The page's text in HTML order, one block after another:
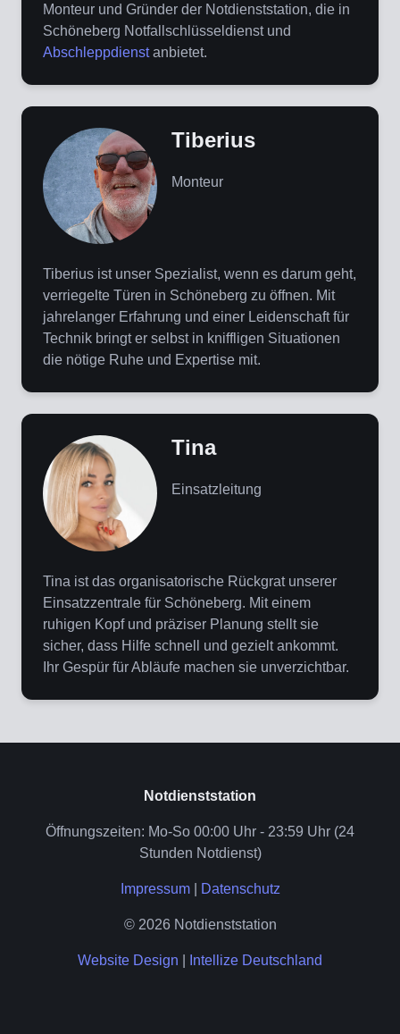
Monteur und Gründer der Notdienststation, die in
Schöneberg Notfallschlüsseldienst und
Abschleppdienstanbietet.
Tiberius
Monteur
Tiberius ist unser Spezialist, wenn es darum geht,
verriegelte Türen in Schöneberg zu öffnen. Mit
jahrelanger Erfahrung und einer Leidenschaft für
Technik bringt er selbst in kniffligen Situationen
die nötige Ruhe und Expertise mit.
Tina
Einsatzleitung
Tina ist das organisatorische Rückgrat unserer
Einsatzzentrale für Schöneberg. Mit einem
ruhigen Kopf und präziser Planung stellt sie
sicher, dass Hilfe schnell und gezielt ankommt.
Ihr Gespür für Abläufe machen sie unverzichtbar.
Notdienststation
Öffnungszeiten: Mo-So 00:00 Uhr - 23:59 Uhr (24
Stunden Notdienst)
Impressum| Datenschutz
© 2026 Notdienststation
Website Design Intellize Deutschland